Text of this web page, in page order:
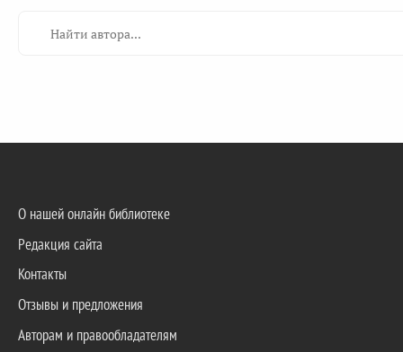
О нашей онлайн библиотеке
Редакция сайта
Контакты
Отзывы и предложения
Авторам и правообладателям